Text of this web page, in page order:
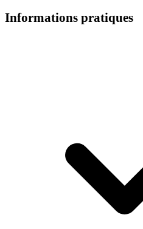
Informations pratiques